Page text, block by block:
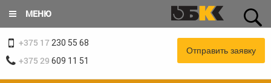
основному
содержанию
МЕНЮ
+375 17 230 55 68
+375 29 609 11 51
Отправить заявку